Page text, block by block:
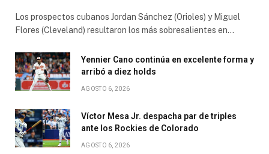
Los prospectos cubanos Jordan Sánchez (Orioles) y Miguel
Flores (Cleveland) resultaron los más sobresalientes en…
Yennier Cano continúa en excelente forma y
arribó a diez holds
AGOSTO 6, 2026
Víctor Mesa Jr. despacha par de triples
ante los Rockies de Colorado
AGOSTO 6, 2026